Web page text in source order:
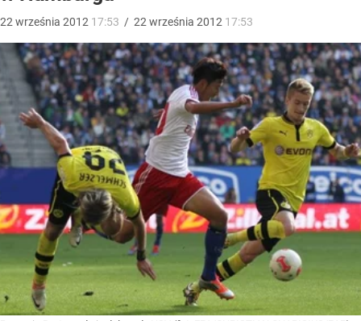
22 września 2012 17:53 / 22 września 2012 17:53